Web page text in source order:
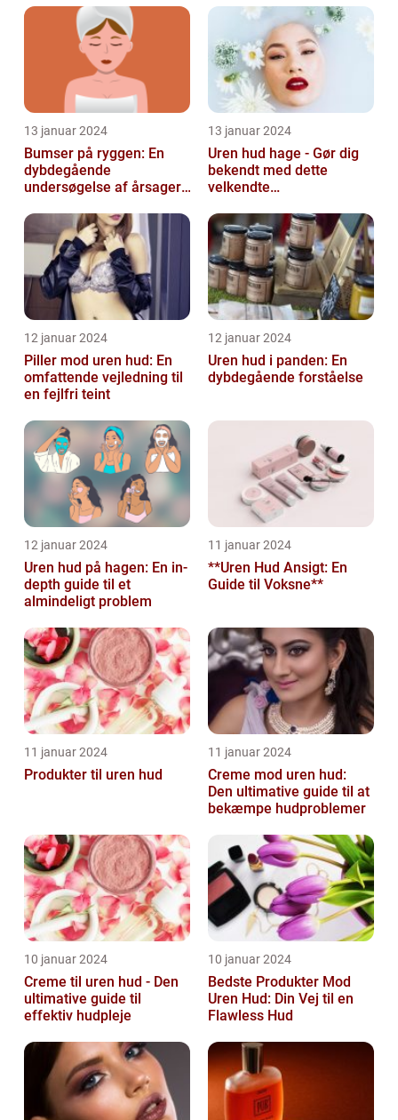
forebyggelse
13 januar 2024
Bumser på ryggen: En
dybdegående
undersøgelse af årsager,
forebyggelse
13 januar 2024
Uren hud hage - Gør dig
bekendt med dette
velkendte
12 januar 2024
Piller mod uren hud: En
omfattende vejledning til
en fejlfri teint
12 januar 2024
Uren hud i panden: En
dybdegående forståelse
12 januar 2024
Uren hud på hagen: En in-
depth guide til et
almindeligt problem
11 januar 2024
**Uren Hud Ansigt: En
Guide til Voksne**
11 januar 2024
Produkter til uren hud
11 januar 2024
Creme mod uren hud:
Den ultimative guide til at
bekæmpe hudproblemer
10 januar 2024
Creme til uren hud - Den
ultimative guide til
effektiv hudpleje
10 januar 2024
Bedste Produkter Mod
Uren Hud: Din Vej til en
Flawless Hud